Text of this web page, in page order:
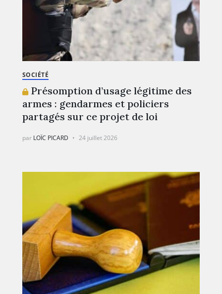
SOCIÉTÉ
Présomption d’usage légitime des
armes : gendarmes et policiers
partagés sur ce projet de loi
par LOÏC PICARD 24 juillet 2026